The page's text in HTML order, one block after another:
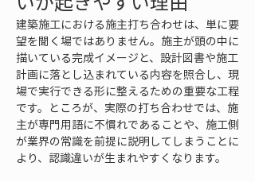
建築施工における施主打ち合わせは、単に要
望を聞く場ではありません。施主が頭の中に
描いている完成イメージと、設計図書や施工
計画に落とし込まれている内容を照合し、現
場で実行できる形に整えるための重要な工程
です。ところが、実際の打ち合わせでは、施
主が専門用語に不慣れであることや、施工側
が業界の常識を前提に説明してしまうことに
より、認識違いが生まれやすくなります。